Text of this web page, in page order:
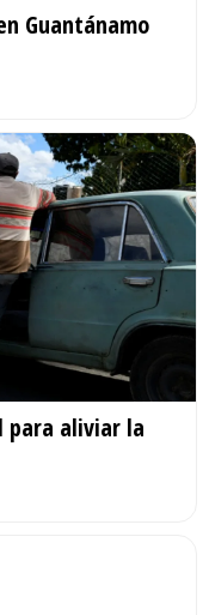
Guantánamo
para aliviar la